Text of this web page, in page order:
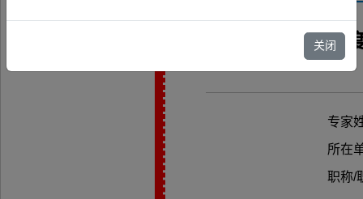
兹聘请《2021年
专家
所在
职称/
关闭